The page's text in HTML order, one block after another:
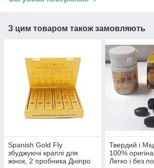
З цим товаром також замовляють
Spanish Gold Fly
збуджуючі краплі для
жінок, 2 пробника Дніпро
Твердий і
100%
Легко і без